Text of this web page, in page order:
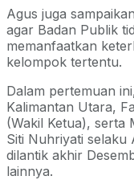
Agus juga
agar Badan Publik
memanfaatkan
kelompok tertentu.
Dalam pertemuan
Kalimantan Utara,
(Wakil Ketua), serta
Siti Nuhriyati selaku
dilantik akhir
lainnya.